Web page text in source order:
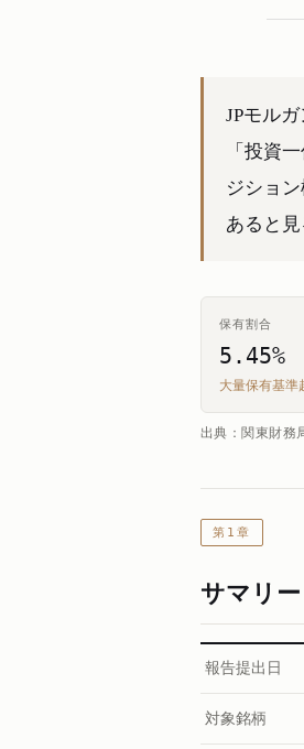
JPモル
「投資
ジショ
あると見
保有割合
5.45%
大量保有基準
出典：関東財務
第1章
サマリー
報告提出日
対象銘柄